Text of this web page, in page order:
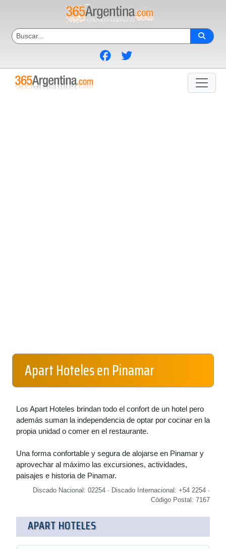
Apart Hoteles en Pinamar
Los Apart Hoteles brindan todo el confort de un hotel pero
además suman la independencia de optar por cocinar en la
propia unidad o comer en el restaurante.
Una forma confortable y segura de alojarse en Pinamar y
aprovechar al máximo las excursiones, actividades,
paisajes e historia de Pinamar.
Discado Nacional: 02254 · Discado Internacional: +54 2254 ·
Código Postal: 7167
APART HOTELES